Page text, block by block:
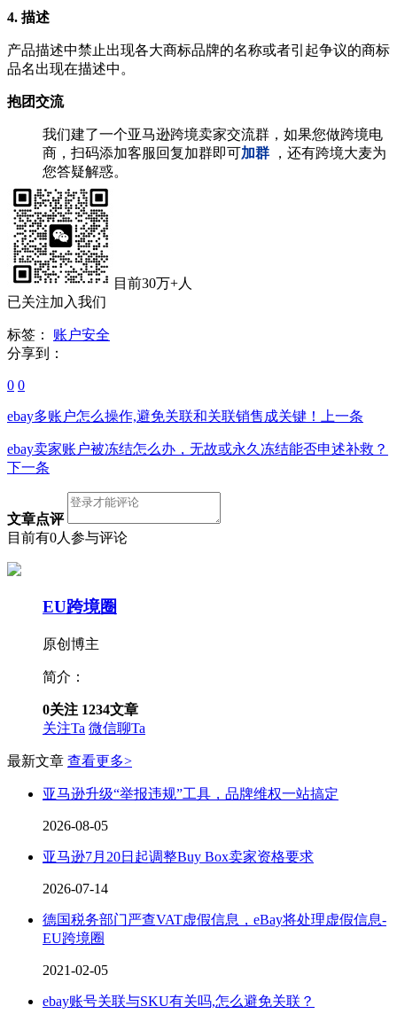
4. 描述
产品描述中禁止出现各大商标品牌的名称或者引起争议的商标
品名出现在描述中。
抱团交流
我们建了一个亚马逊跨境卖家交流群，如果您做跨境电
商，扫码添加客服回复加群即可加群
，还有跨境大麦为
您答疑解惑。
目前30万+人
已关注加入我们
标签：
账户安全
分享到：
0 0
ebay多账户怎么操作,避免关联和关联销售成关键！ 上一条
ebay卖家账户被冻结怎么办，无故或永久冻结能否申述补救？
下一条
文章点评
目前有0人参与评论
EU跨境圈
原创博主
简介：
0关注 1234文章
关注Ta 微信聊Ta
最新文章 查看更多>
亚马逊升级“举报违规”工具，品牌维权一站搞定
2026-08-05
亚马逊7月20日起调整Buy Box卖家资格要求
2026-07-14
德国税务部门严查VAT虚假信息，eBay将处理虚假信息-
EU跨境圈
2021-02-05
ebay账号关联与SKU有关吗,怎么避免关联？